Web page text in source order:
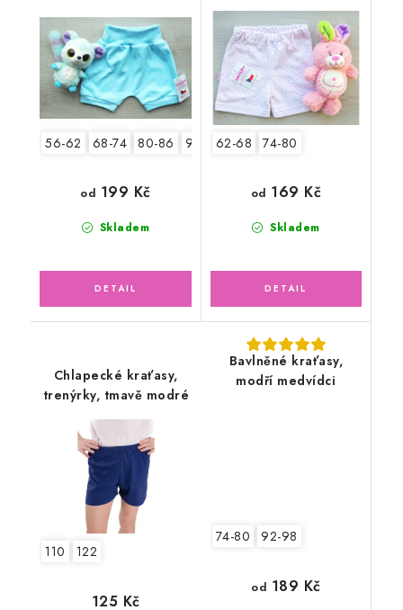
56-62 68-74 80-86 92-98
Skladem
od 199 Kč
62-68 74-80
Skladem
od 169 Kč
Chlapecké kraťasy,
trenýrky, tmavě modré
110 122
125 Kč
Bavlněné kraťasy,
modří medvídci
74-80 92-98
od 189 Kč